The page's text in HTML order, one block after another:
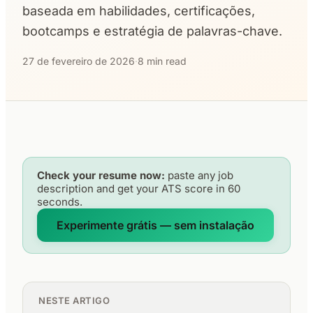
baseada em habilidades, certificações,
bootcamps e estratégia de palavras-chave.
27 de fevereiro de 2026·8 min read
Check your resume now: paste any job
description and get your ATS score in 60
seconds.
Experimente grátis — sem instalação
NESTE ARTIGO